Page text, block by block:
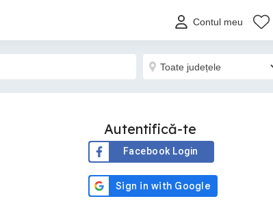
Contul meu
Autentifică-te
Facebook Login